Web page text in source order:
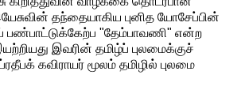
தந்தையாகிய புனித யோசேப்பின்
பண்பாட்டுக்கேற்ப "தேம்பாவணி" என்ற
இவரின் தமிழ்ப் புலமைக்குச்
கவிராயர் மூலம் தமிழில் புலமை